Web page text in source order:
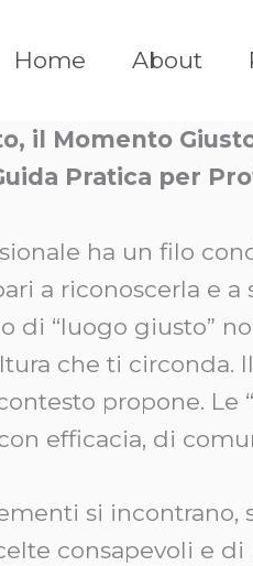
Home About
il Momento
Pratica per
ha un filo
a riconoscerla e
di “luogo giusto”
che ti circonda.
propone. Le
efficacia, di
si incontrano,
consapevoli e